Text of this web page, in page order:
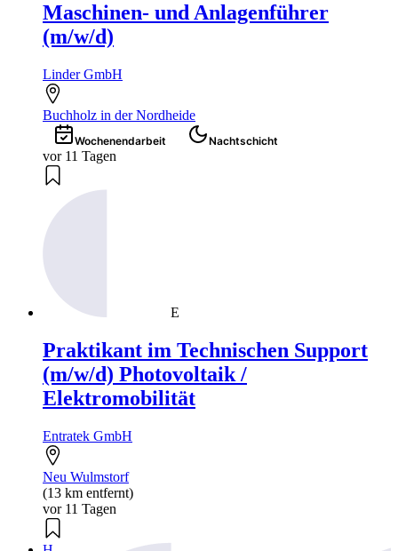
Maschinen- und Anlagenführer
(m/w/d)
Linder GmbH
Buchholz in der Nordheide
Wochenendarbeit Nachtschicht
vor 11 Tagen
E
Praktikant im Technischen Support
(m/w/d) Photovoltaik /
Elektromobilität
Entratek GmbH
Neu Wulmstorf
(13 km entfernt)
vor 11 Tagen